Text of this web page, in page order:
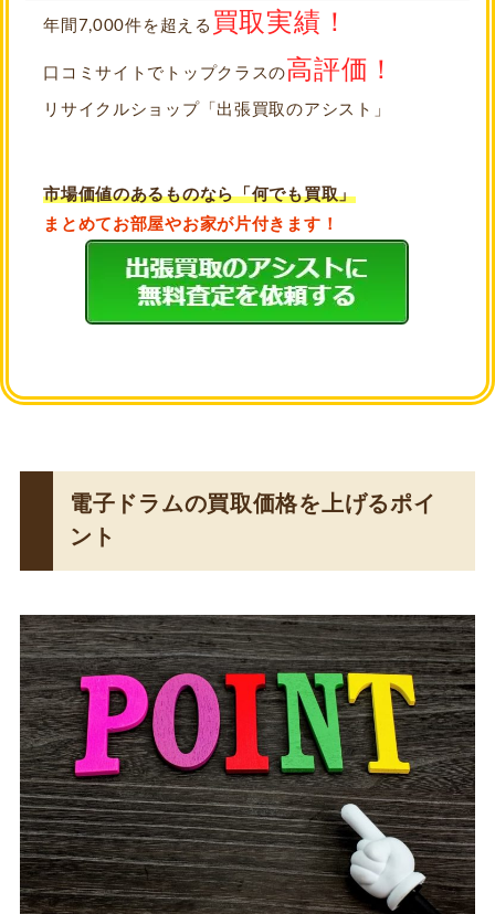
年間7,000件を超える 買取実績！
口コミサイトでトップクラスの 高評価！
リサイクルショップ「出張買取のアシスト」
市場価値のあるものなら「何でも買取」
まとめてお部屋やお家が片付きます！
電子ドラムの買取価格を上げるポイ
ント